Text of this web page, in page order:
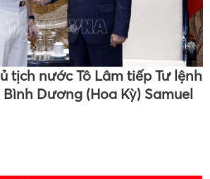
tịch nước Tô Lâm tiếp Tư lệnh
Dương (Hoa Kỳ) Samuel